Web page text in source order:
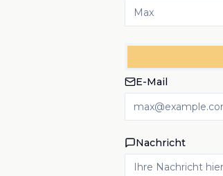
E-Mail
Nachricht